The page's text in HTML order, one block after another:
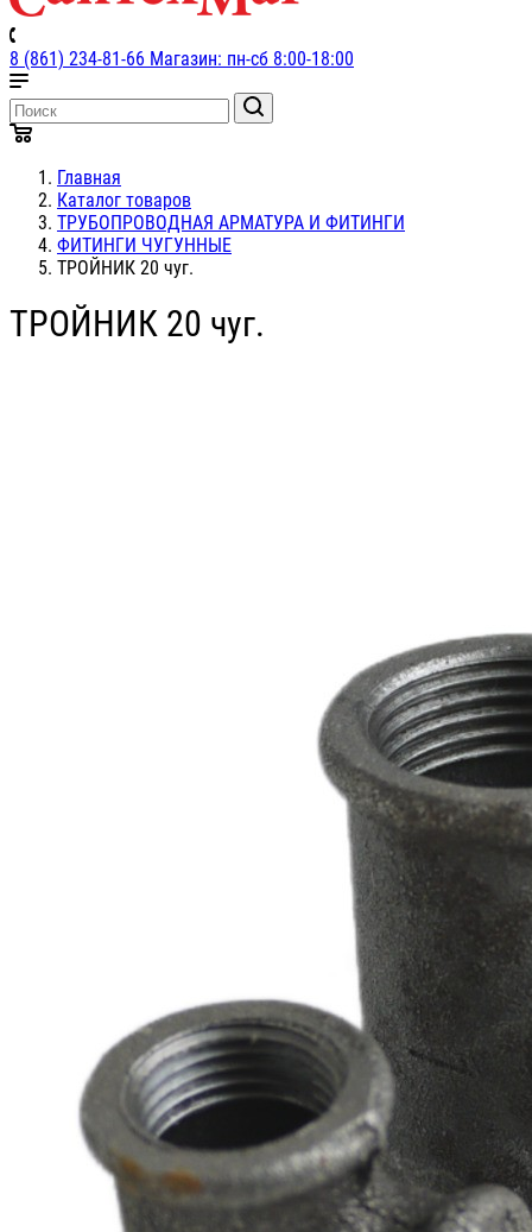
8 (861) 234-81-66 Магазин: пн-сб 8:00-18:00
Главная
Каталог товаров
ТРУБОПРОВОДНАЯ АРМАТУРА И ФИТИНГИ
ФИТИНГИ ЧУГУННЫЕ
ТРОЙНИК 20 чуг.
ТРОЙНИК 20 чуг.